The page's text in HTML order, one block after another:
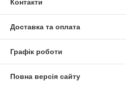
Контакти
Доставка та оплата
Графік роботи
Повна версія сайту